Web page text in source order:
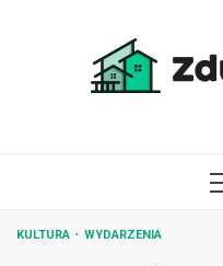
KULTURA WYDARZENIA